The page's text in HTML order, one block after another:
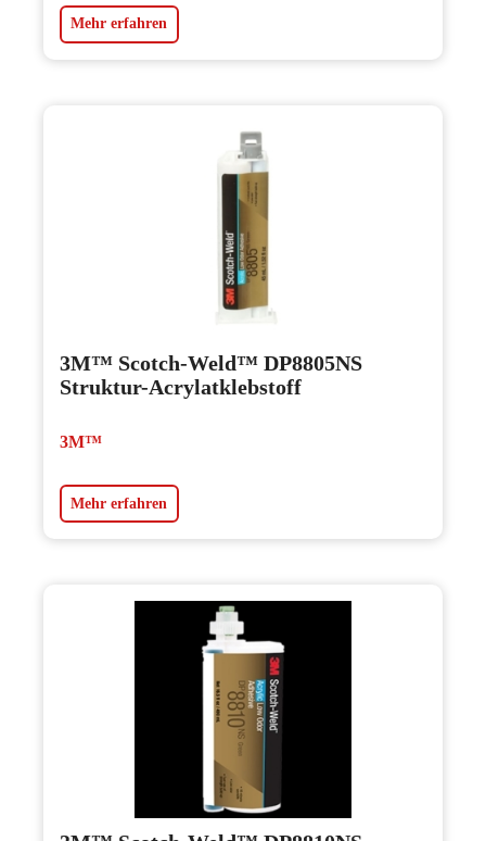
Mehr erfahren
3M™ Scotch-Weld™ DP8805NS
Struktur-Acrylatklebstoff
3M™
Mehr erfahren